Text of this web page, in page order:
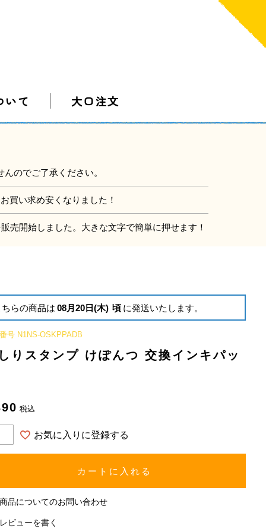
いて 大口注文
のでご了承ください。
買い求め安くなりました！
売開始しました。大きな文字で簡単に押せます！
らの商品は 08月20日(木) 頃 に発送いたします。
号 N1NS-OSKPPADB
りスタンプ けぽんつ 交換インキパッ
税込
お気に入りに登録する
カートに入れる
品についてのお問い合わせ
ビューを書く